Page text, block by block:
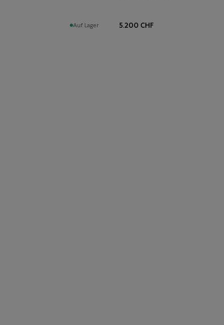
Auf Lager 5.200 CHF